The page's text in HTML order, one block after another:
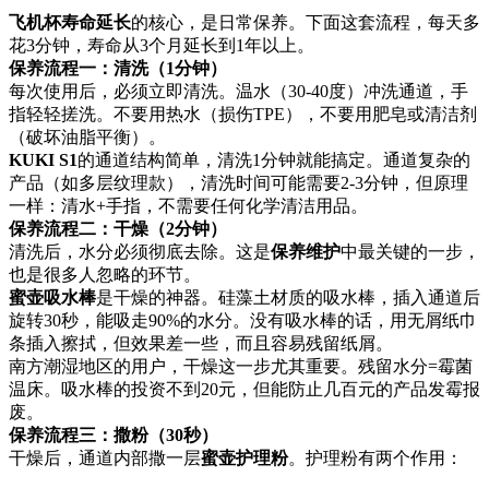
飞机杯寿命延长的核心，是日常保养。下面这套流程，每天多
花3分钟，寿命从3个月延长到1年以上。
保养流程一：清洗（1分钟）
每次使用后，必须立即清洗。温水（30-40度）冲洗通道，手
指轻轻搓洗。不要用热水（损伤TPE），不要用肥皂或清洁剂
（破坏油脂平衡）。
KUKI S1的通道结构简单，清洗1分钟就能搞定。通道复杂的
产品（如多层纹理款），清洗时间可能需要2-3分钟，但原理
一样：清水+手指，不需要任何化学清洁用品。
保养流程二：干燥（2分钟）
清洗后，水分必须彻底去除。这是保养维护中最关键的一步，
也是很多人忽略的环节。
蜜壶吸水棒是干燥的神器。硅藻土材质的吸水棒，插入通道后
旋转30秒，能吸走90%的水分。没有吸水棒的话，用无屑纸巾
条插入擦拭，但效果差一些，而且容易残留纸屑。
南方潮湿地区的用户，干燥这一步尤其重要。残留水分=霉菌
温床。吸水棒的投资不到20元，但能防止几百元的产品发霉报
废。
保养流程三：撒粉（30秒）
干燥后，通道内部撒一层蜜壶护理粉。护理粉有两个作用：